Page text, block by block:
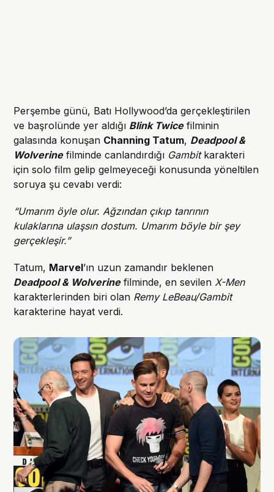
Perşembe günü, Batı Hollywood’da gerçekleştirilen
ve başrolünde yer aldığı Blink Twicefilminin
galasında konuşan Channing Tatum, Deadpool &
Wolverinefilminde canlandırdığı Gambitkarakteri
için solo film gelip gelmeyeceği konusunda yöneltilen
soruya şu cevabı verdi:
“Umarım öyle olur. Ağzından çıkıp tanrının
kulaklarına ulaşsın dostum. Umarım böyle bir şey
gerçekleşir.”
Tatum, Marvel’ın uzun zamandır beklenen
Deadpool & Wolverinefilminde, en sevilen X-Men
karakterlerinden biri olan Remy LeBeau/Gambit
karakterine hayat verdi.